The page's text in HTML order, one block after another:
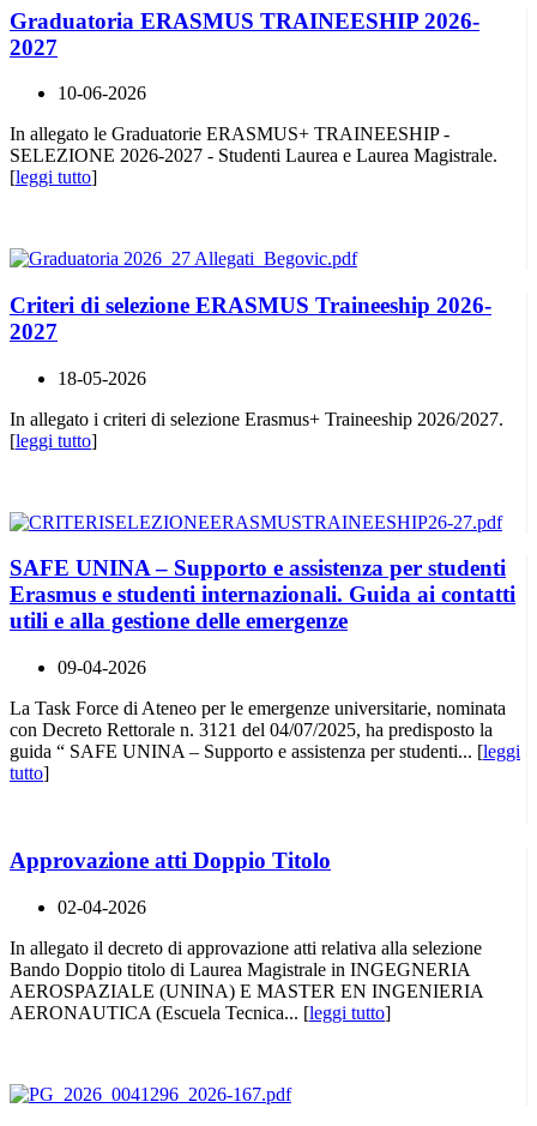
Graduatoria ERASMUS TRAINEESHIP 2026-
2027
10-06-2026
In allegato le Graduatorie ERASMUS+ TRAINEESHIP -
SELEZIONE 2026-2027 - Studenti Laurea e Laurea Magistrale.
[leggi tutto]
Criteri di selezione ERASMUS Traineeship 2026-
2027
18-05-2026
In allegato i criteri di selezione Erasmus+ Traineeship 2026/2027.
[leggi tutto]
SAFE UNINA – Supporto e assistenza per studenti
Erasmus e studenti internazionali. Guida ai contatti
utili e alla gestione delle emergenze
09-04-2026
La Task Force di Ateneo per le emergenze universitarie, nominata
con Decreto Rettorale n. 3121 del 04/07/2025, ha predisposto la
guida “ SAFE UNINA – Supporto e assistenza per studenti... [leggi
tutto]
Approvazione atti Doppio Titolo
02-04-2026
In allegato il decreto di approvazione atti relativa alla selezione
Bando Doppio titolo di Laurea Magistrale in INGEGNERIA
AEROSPAZIALE (UNINA) E MASTER EN INGENIERIA
AERONAUTICA (Escuela Tecnica... [leggi tutto]